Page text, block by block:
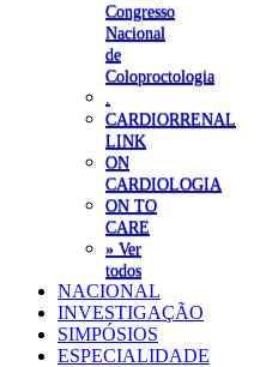
Congresso
Nacional
de
Coloproctologia
CARDIORRENAL
LINK
ON
CARDIOLOGIA
ON TO
CARE
» Ver
todos
NACIONAL
INVESTIGAÇÃO
SIMPÓSIOS
ESPECIALIDADE